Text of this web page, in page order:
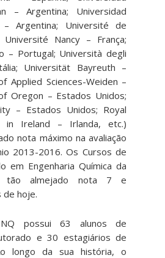
– Argentina; Universidad
– Argentina; Université de
Nancy – França;
– Portugal; Università degli
Universität Bayreuth –
Applied Sciences-Weiden –
Oregon – Estados Unidos;
– Estados Unidos; Royal
in Ireland – Irlanda, etc.)
nota máximo na avaliação
2013-2016. Os Cursos de
em Engenharia Química da
tão almejado nota 7 e
de hoje.
possui 63 alunos de
e 30 estagiários de
longo da sua história, o